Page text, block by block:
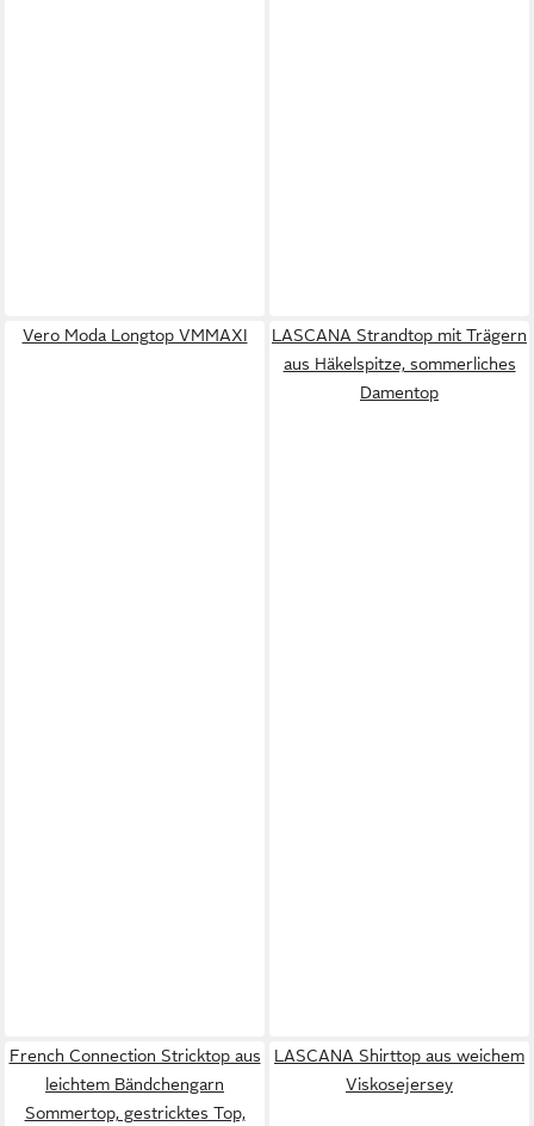
Vero Moda Longtop VMMAXI
LASCANA Strandtop mit Trägern
aus Häkelspitze, sommerliches
Damentop
French Connection Stricktop aus
leichtem Bändchengarn
Sommertop, gestricktes Top,
LASCANA Shirttop aus weichem
Viskosejersey